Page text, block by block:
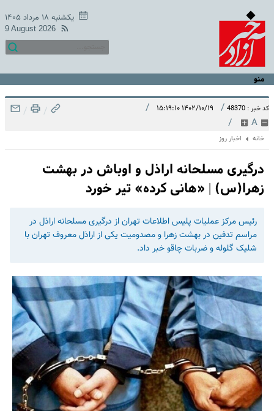
یکشنبه ۱۸ مرداد ۱۴۰۵
9 August 2026
منو
کد خبر : 48370 / ۱۴۰۲/۱۰/۱۹ ۱۵:۱۹:۱۰ /
A
/
/
/
خانه اخبار روز
درگیری مسلحانه اراذل و اوباش در بهشت
زهرا(س) | «هانی کرده» تیر خورد
رئیس مرکز عملیات پلیس اطلاعات تهران از درگیری مسلحانه اراذل در
مراسم تدفین در بهشت زهرا و مصدومیت یکی از اراذل معروف تهران با
شلیک گلوله و ضربات چاقو خبر داد.